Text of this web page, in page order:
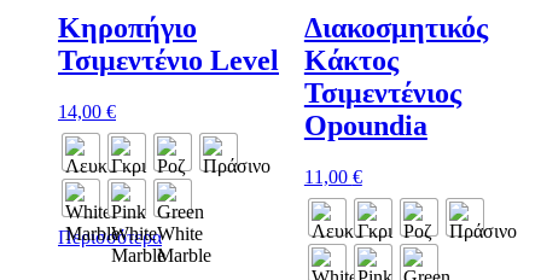
Κηροπήγιο
Τσιμεντένιο Level
14,00 €
Περισσότερα
Διακοσμητικός
Κάκτος
Τσιμεντένιος
Opoundia
11,00 €